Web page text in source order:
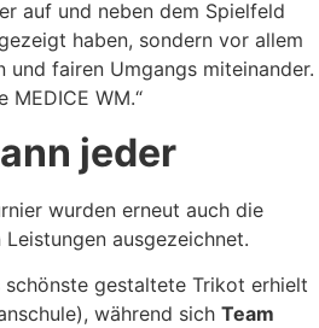
auf und neben dem Spielfeld
haben, sondern vor allem
fairen Umgangs miteinander.
MEDICE WM.“
jeder
wurden erneut auch die
ausgezeichnet.
gestaltete Trikot erhielt
während sich Team